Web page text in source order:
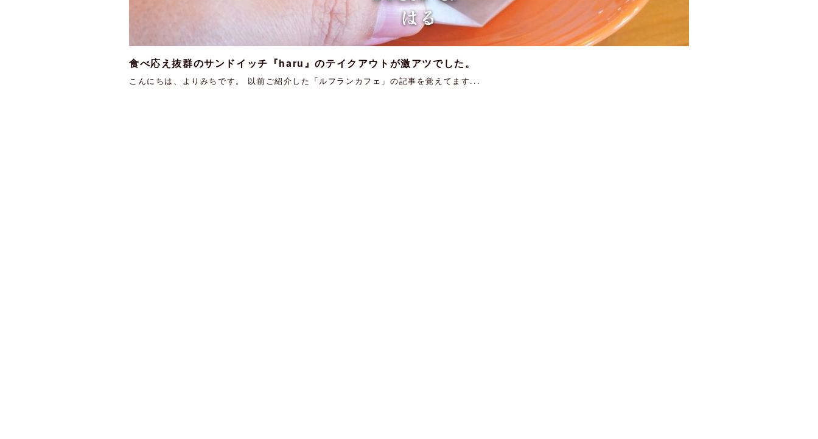
食べ応え抜群のサンドイッチ『haru』のテイクアウトが激アツでした。
こんにちは、よりみちです。 以前ご紹介した「ルフランカフェ」の記事を覚えてます...